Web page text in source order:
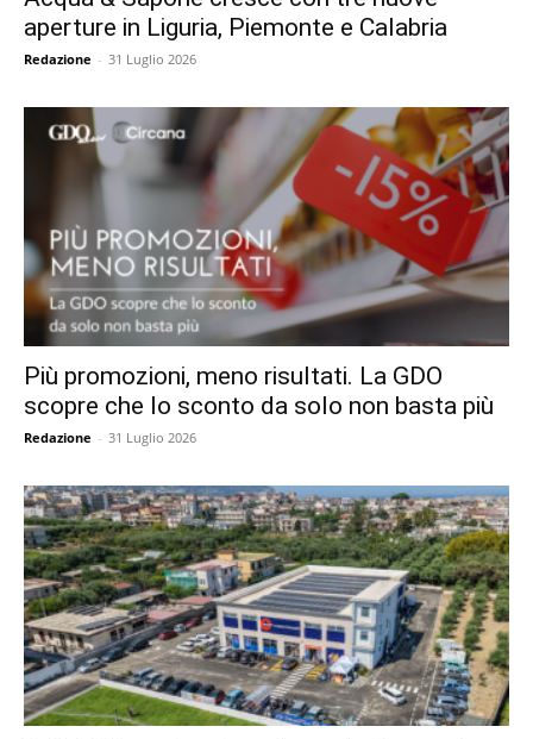
aperture in Liguria, Piemonte e Calabria
Redazione - 31 Luglio 2026
Più promozioni, meno risultati. La GDO
scopre che lo sconto da solo non basta più
Redazione - 31 Luglio 2026